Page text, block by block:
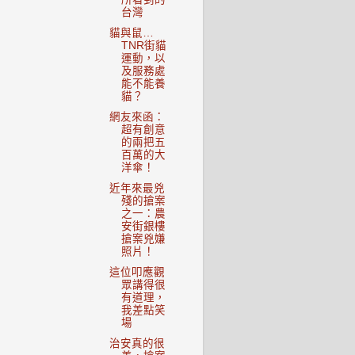
台灣
貓與鼠…
TNR街貓
運動，以
及服務處
能不能養
貓？
網友來函：
超有創意
的兩把五
百萬的大
洋傘！
近年來最兇
殘的搶案
之一：農
安街銀樓
搶案兇嫌
照片！
這位叩應觀
眾講得很
有道理，
我差點笑
場
治安真的很